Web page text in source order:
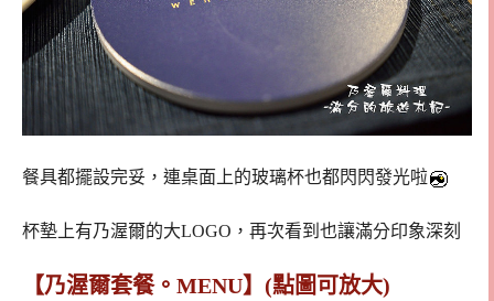
餐具都擺設完妥，連桌面上的玻璃杯也都閃閃發光啦
杯墊上有乃渥爾的大LOGO，再次看到也讓滿分印象深刻
【乃渥爾套餐。MENU】(點圖可放大)